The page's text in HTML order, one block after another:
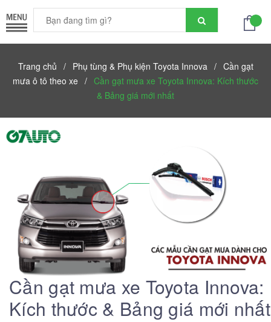
Trang chủ / Phụ tùng & Phụ kiện Toyota Innova / Cần gạt
mưa ô tô theo xe / Cần gạt mưa xe Toyota Innova: Kích thước
& Bảng giá mới nhất
Cần gạt mưa xe Toyota Innova:
Kích thước & Bảng giá mới nhất